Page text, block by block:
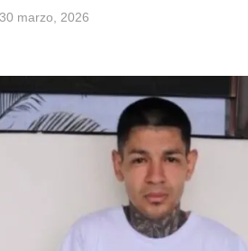
30 marzo, 2026